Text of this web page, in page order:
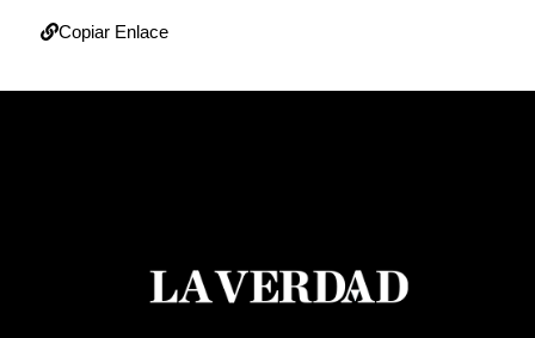
Copiar Enlace